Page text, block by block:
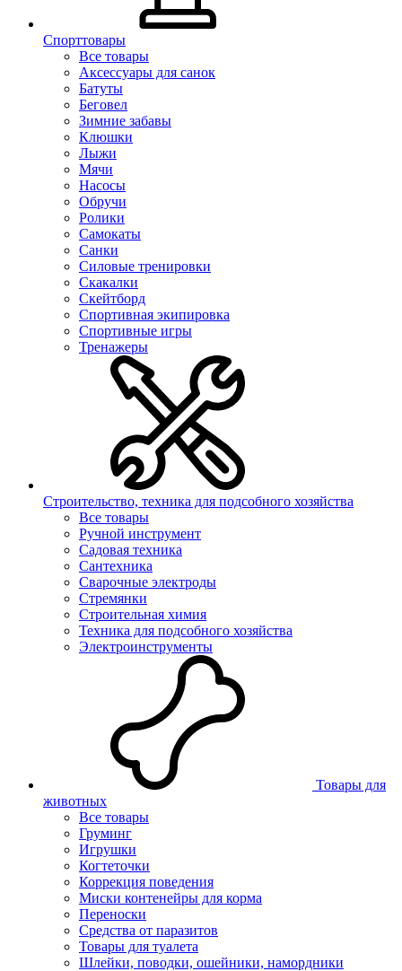
Спорттовары
Все товары
Аксессуары для санок
Батуты
Беговел
Зимние забавы
Клюшки
Лыжи
Мячи
Насосы
Обручи
Ролики
Самокаты
Санки
Силовые тренировки
Скакалки
Скейтборд
Спортивная экипировка
Спортивные игры
Тренажеры
Строительство, техника для подсобного хозяйства
Все товары
Ручной инструмент
Садовая техника
Сантехника
Сварочные электроды
Стремянки
Строительная химия
Техника для подсобного хозяйства
Электроинструменты
Товары для
животных
Все товары
Груминг
Игрушки
Когтеточки
Коррекция поведения
Миски контенейры для корма
Переноски
Средства от паразитов
Товары для туалета
Шлейки, поводки, ошейники, намордники